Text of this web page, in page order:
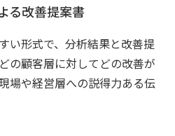
る改善提案書
い形式で、分析結果と改善提
の顧客層に対してどの改善が
場や経営層への説得力ある伝